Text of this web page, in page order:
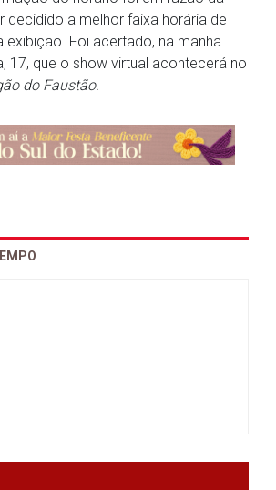
decidido a melhor faixa horária de
exibição. Foi acertado, na manhã
17, que o show virtual acontecerá no
do Faustão.